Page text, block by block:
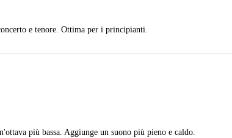
e tenore. Ottima per i principianti.
più bassa. Aggiunge un suono più pieno e caldo.